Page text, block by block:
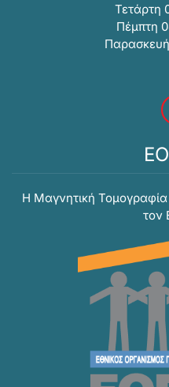
Τετάρτη
Πέμπτη
Η Μαγνητική Τομογραφία
τον